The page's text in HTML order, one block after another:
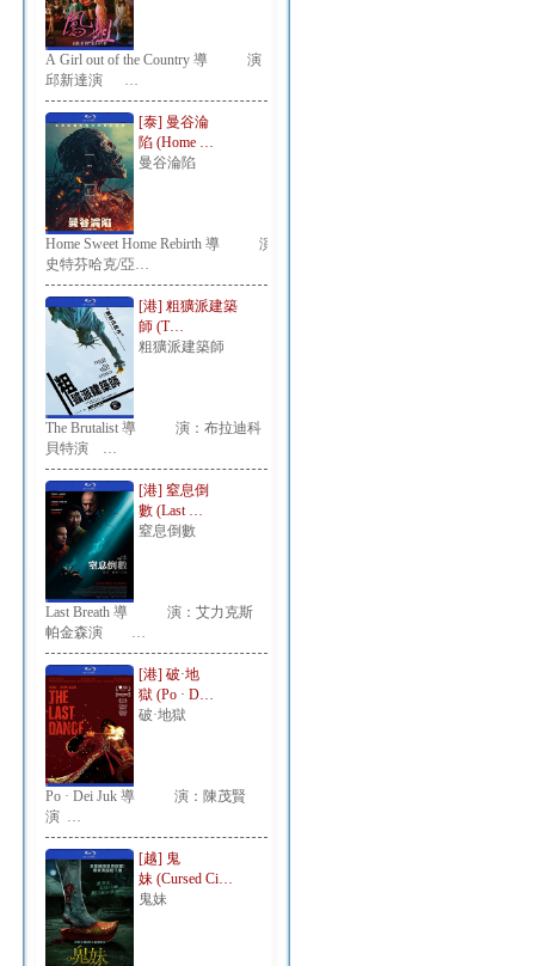
A Girl out of the Country 導 演：
邱新達演 …
[泰] 曼谷淪
陷 (Home …
曼谷淪陷
Home Sweet Home Rebirth 導 演：
史特芬哈克/亞…
[港] 粗獷派建築
師 (T…
粗獷派建築師
The Brutalist 導 演：布拉迪科
貝特演 …
[港] 窒息倒
數 (Last …
窒息倒數
Last Breath 導 演：艾力克斯
帕金森演 …
[港] 破·地
獄 (Po · D…
破·地獄
Po · Dei Juk 導 演：陳茂賢
演 …
[越] 鬼
妹 (Cursed Ci…
鬼妹